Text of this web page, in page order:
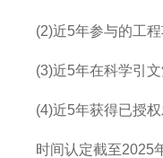
(2)近5年参与的工
(3)近5年在科学引
(4)近5年获得已授
时间认定截至2025